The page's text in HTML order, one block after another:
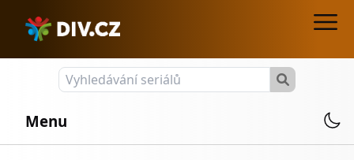
Menu